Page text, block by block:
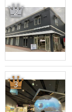
2
3